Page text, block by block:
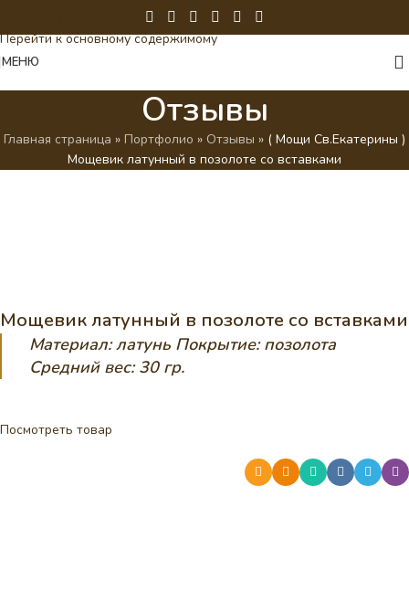
Перейти к основному содержимому
МЕНЮ
Отзывы
Главная страница » Портфолио » Отзывы » ( Мощи Св.Екатерины )
Мощевик латунный в позолоте со вставками
Мощевик латунный в позолоте со вставками
Материал: латунь Покрытие: позолота
Средний вес: 30 гр.
Посмотреть товар